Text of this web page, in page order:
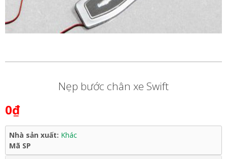
Nẹp bước chân xe Swift
0₫
Nhà sản xuất: Khác
Mã SP